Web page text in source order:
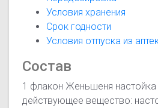
Условия хранения
Срок годности
Условия отпуска из
Состав
1 флакон Женьшеня
действующее вещество: